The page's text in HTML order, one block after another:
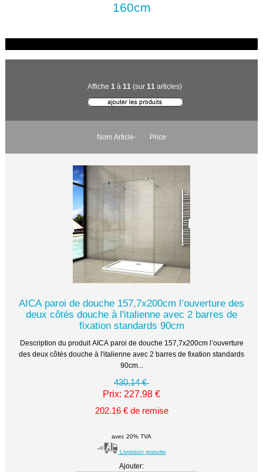
160cm
Affiche 1 à 11 (sur 11 articles)
Nom Article- Price
AICA paroi de douche 157,7x200cm l’ouverture des
deux côtés douche à l'italienne avec 2 barres de
fixation standards 90cm
Description du produit AICA paroi de douche 157,7x200cm l’ouverture
des deux côtés douche à l'italienne avec 2 barres de fixation standards
90cm...
430.14 €
Prix: 227.98 €
202.16 € de remise
avec 20% TVA
Livraison gratuite
Ajouter: